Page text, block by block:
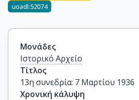
uoadl:52074
Μονάδες
Ιστορικό Αρχείο
Τίτλος
13η συνεδρία: 7 Μαρτίου 1936
Χρονική κάλυψη